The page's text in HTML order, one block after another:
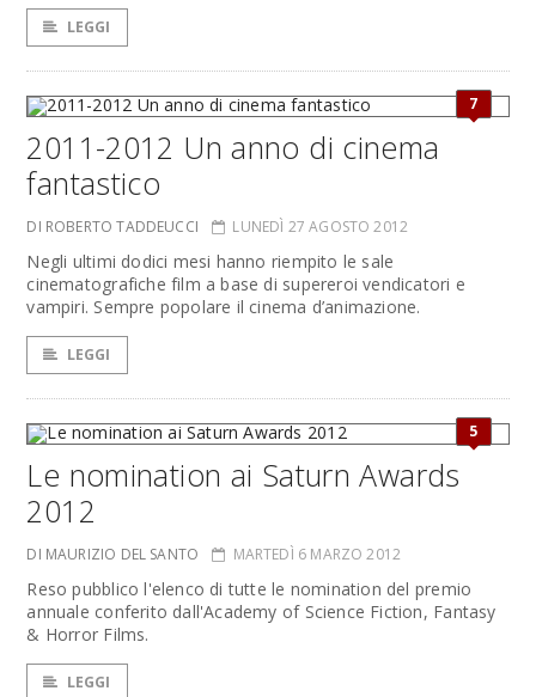
LEGGI
7
2011-2012 Un anno di cinema
fantastico
DI ROBERTO TADDEUCCI LUNEDÌ 27 AGOSTO 2012
Negli ultimi dodici mesi hanno riempito le sale
cinematografiche film a base di supereroi vendicatori e
vampiri. Sempre popolare il cinema d’animazione.
LEGGI
5
Le nomination ai Saturn Awards
2012
DI MAURIZIO DEL SANTO MARTEDÌ 6 MARZO 2012
Reso pubblico l'elenco di tutte le nomination del premio
annuale conferito dall'Academy of Science Fiction, Fantasy
& Horror Films.
LEGGI